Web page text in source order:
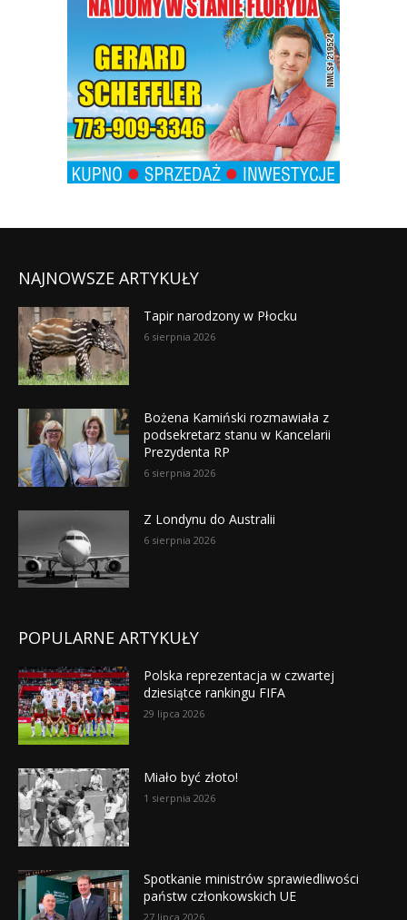
NAJNOWSZE ARTYKUŁY
Tapir narodzony w Płocku
6 sierpnia 2026
Bożena Kamiński rozmawiała z
podsekretarz stanu w Kancelarii
Prezydenta RP
6 sierpnia 2026
Z Londynu do Australii
6 sierpnia 2026
POPULARNE ARTYKUŁY
Polska reprezentacja w czwartej
dziesiątce rankingu FIFA
29 lipca 2026
Miało być złoto!
1 sierpnia 2026
Spotkanie ministrów sprawiedliwości
państw członkowskich UE
27 lipca 2026